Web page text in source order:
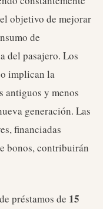
objetivo de mejorar
de
del pasajero. Los
implican la
antiguos y menos
generación. Las
financiadas
bonos, contribuirán
préstamos de 15